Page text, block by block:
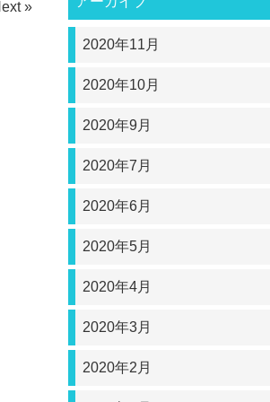
»
2020年11月
2020年10月
2020年9月
2020年7月
2020年6月
2020年5月
2020年4月
2020年3月
2020年2月